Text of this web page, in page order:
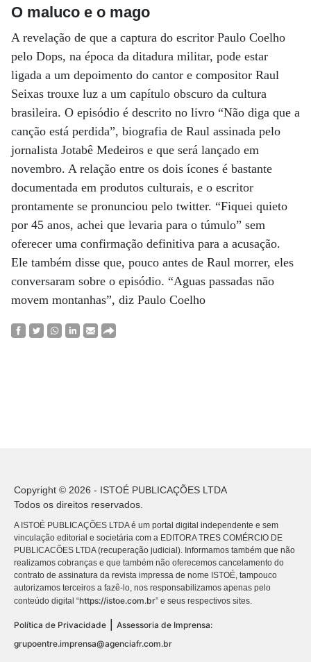
O maluco e o mago
A revelação de que a captura do escritor Paulo Coelho
pelo Dops, na época da ditadura militar, pode estar
ligada a um depoimento do cantor e compositor Raul
Seixas trouxe luz a um capítulo obscuro da cultura
brasileira. O episódio é descrito no livro “Não diga que a
canção está perdida”, biografia de Raul assinada pelo
jornalista Jotabê Medeiros e que será lançado em
novembro. A relação entre os dois ícones é bastante
documentada em produtos culturais, e o escritor
prontamente se pronunciou pelo twitter. “Fiquei quieto
por 45 anos, achei que levaria para o túmulo” sem
oferecer uma confirmação definitiva para a acusação.
Ele também disse que, pouco antes de Raul morrer, eles
conversaram sobre o episódio. “Aguas passadas não
movem montanhas”, diz Paulo Coelho
Copyright © 2026 - ISTOÉ PUBLICAÇÕES LTDA
Todos os direitos reservados.
A ISTOÉ PUBLICAÇÕES LTDA é um portal digital independente e sem
vinculação editorial e societária com a EDITORA TRES COMÉRCIO DE
PUBLICACÕES LTDA (recuperação judicial). Informamos também que não
realizamos cobranças e que também não oferecemos cancelamento do
contrato de assinatura da revista impressa de nome ISTOÉ, tampouco
autorizamos terceiros a fazê-lo, nos responsabilizamos apenas pelo
conteúdo digital “https://istoe.com.br” e seus respectivos sites.
Política de Privacidade
Assessoria de Imprensa:
grupoentre.imprensa@agenciafr.com.br